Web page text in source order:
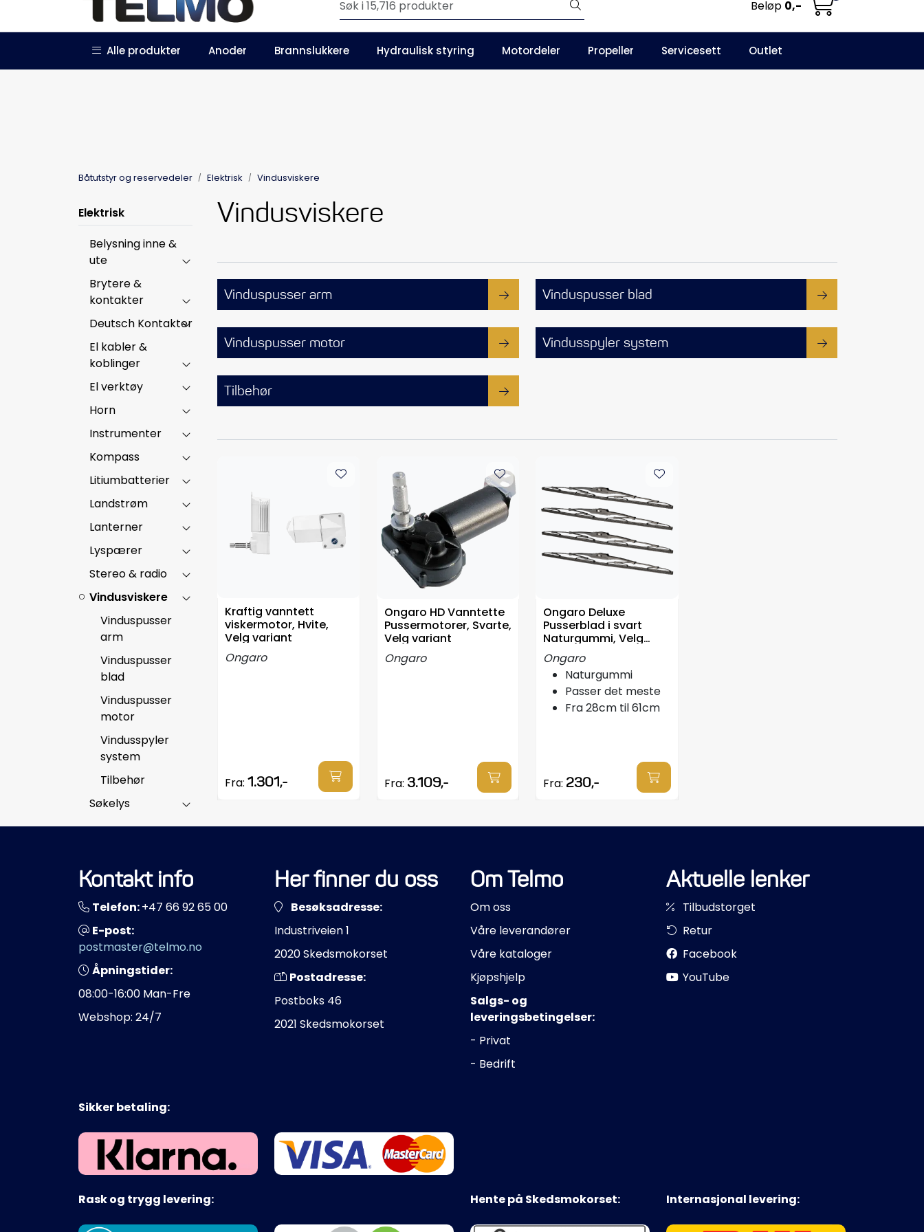
Outlet
Trustpilot | Forhandlersøknad | Våre kataloger NO Infosenter Favoritter
Beløp 0,-
Alle produkter Anoder Brannslukkere Hydraulisk styring Motordeler Propeller Servicesett Outlet
Båtutstyr og reservedeler Elektrisk Vindusviskere
Elektrisk
Belysning inne &
ute
Brytere &
kontakter
Deutsch Kontakter
El kabler &
koblinger
El verktøy
Horn
Instrumenter
Kompass
Litiumbatterier
Landstrøm
Lanterner
Lyspærer
Stereo & radio
Vindusviskere
Vinduspusser
arm
Vinduspusser
blad
Vinduspusser
motor
Vindusspyler
system
Tilbehør
Søkelys
Vindusviskere
Vinduspusser arm Vinduspusser blad
Vinduspusser motor Vindusspyler system
Tilbehør
Kraftig vanntett
viskermotor, Hvite,
Velg variant
Ongaro
Fra: 1.301,-
Ongaro HD Vanntette
Pussermotorer, Svarte,
Velg variant
Ongaro
Fra: 3.109,-
Ongaro Deluxe
Pusserblad i svart
Naturgummi, Velg
lengde
Ongaro
Naturgummi
Passer det meste
Fra 28cm til 61cm
Fra: 230,-
Kontakt info
Telefon:+47 66 92 65 00
E-post:
postmaster@telmo.no
Åpningstider:
08:00-16:00 Man-Fre
Webshop: 24/7
Her finner du oss
Besøksadresse:
Industriveien 1
2020 Skedsmokorset
Postadresse:
Postboks 46
2021 Skedsmokorset
Om Telmo
Om oss
Våre leverandører
Våre kataloger
Kjøpshjelp
Salgs- og
leveringsbetingelser:
- Privat
- Bedrift
Aktuelle lenker
Tilbudstorget
Retur
Facebook
YouTube
Sikker betaling:
Rask og trygg levering: Hente på Skedsmokorset: Internasjonal levering: